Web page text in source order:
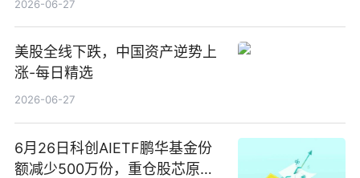
2026-06-27
美股全线下跌，中国资产逆势上
涨-每日精选
2026-06-27
6月26日科创AIETF鹏华基金份
额减少500万份，重仓股芯原股